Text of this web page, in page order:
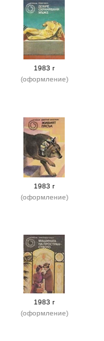
1983 г
(оформление)
1983 г
(оформление)
1983 г
(оформление)